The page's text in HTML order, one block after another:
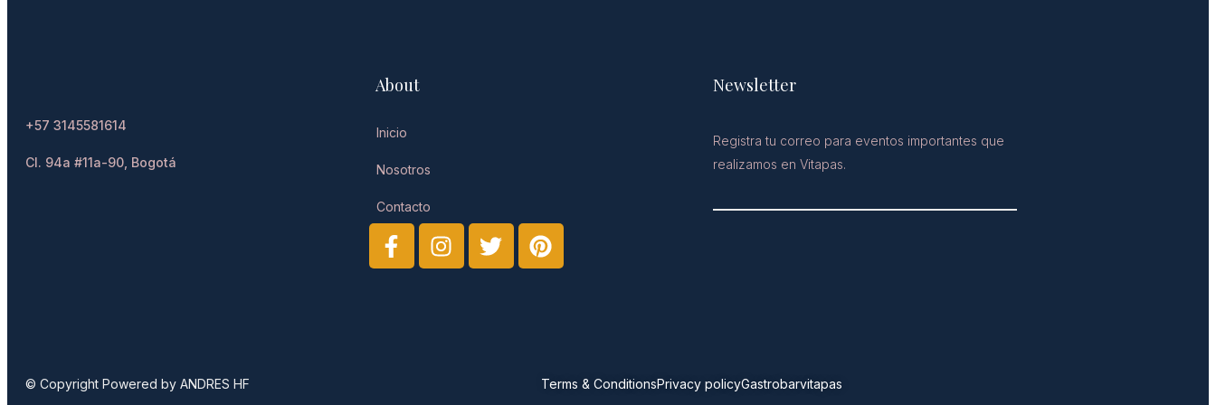
+57 3145581614
Cl. 94a #11a-90, Bogotá
About
Inicio
Nosotros
Contacto
Newsletter​
Registra tu correo para eventos importantes que
realizamos en Vitapas.
© Copyright Powered by ANDRES HF Terms & ConditionsPrivacy policyGastrobarvitapas